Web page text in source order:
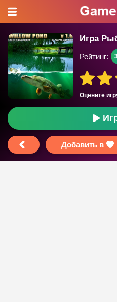
Игра
Оцените
Рейтинг:
Добавить в